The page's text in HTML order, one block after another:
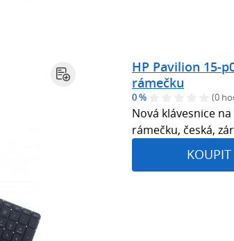
HP Pavilion 15-
rámečku
0 % (0
Nová klávesnice
rámečku, česká,